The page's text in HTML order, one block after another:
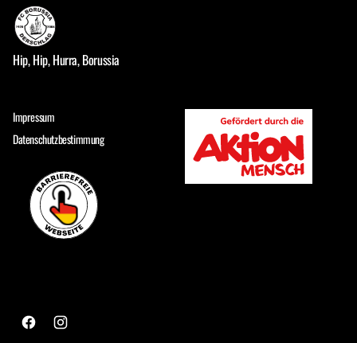
Hip, Hip, Hurra, Borussia
Impressum
Datenschutzbestimmung